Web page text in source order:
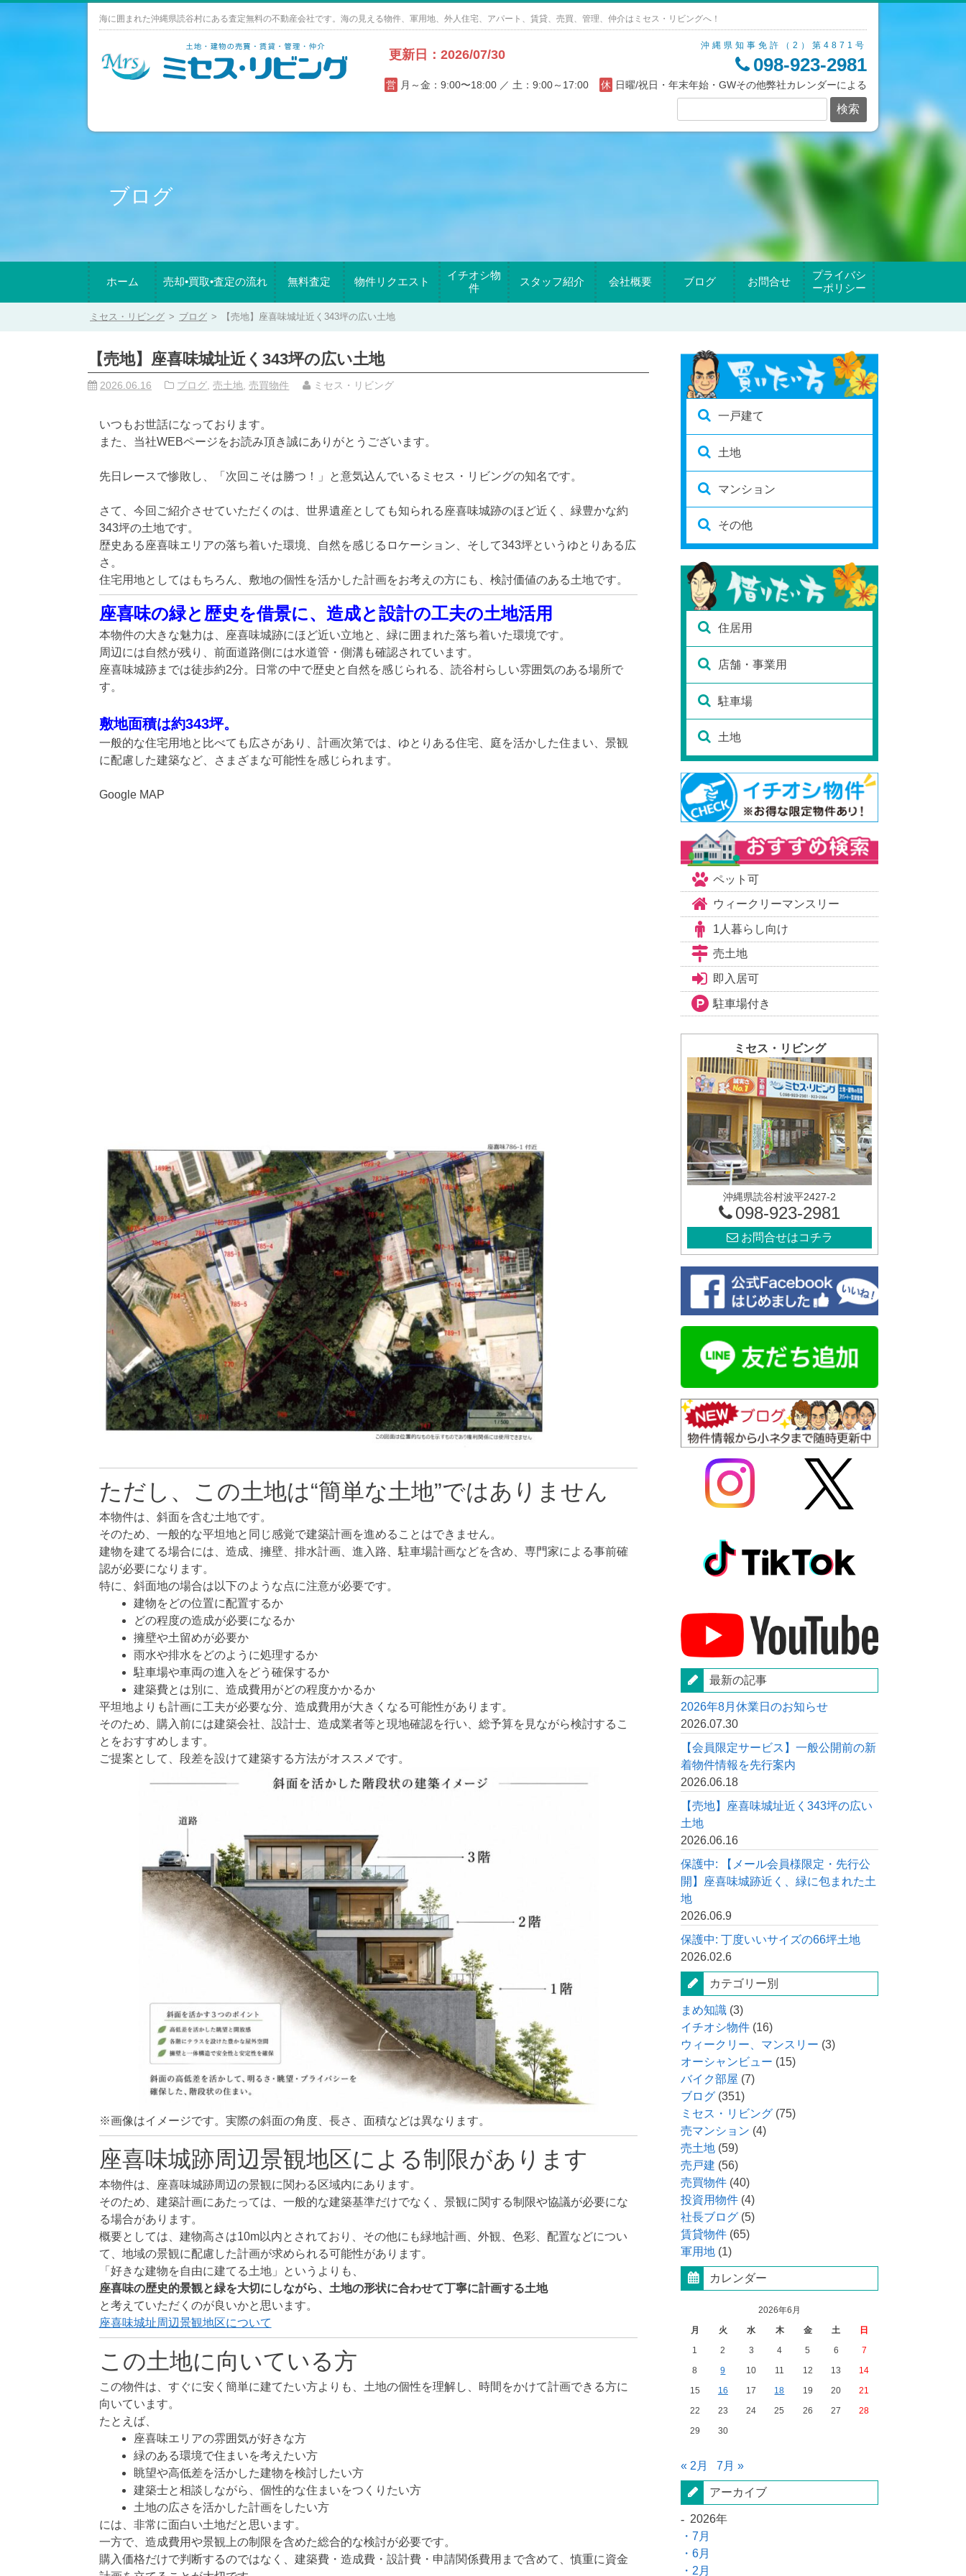
海に囲まれた沖縄県読谷村にある査定無料の不動産会社です。海の見える物件、軍用地、外人住宅、アパート、賃貸、売買、管理、仲介はミセス・リビングへ！
更新日：2026/07/30
沖縄県知事免許（2）第4871号
098-923-2981
営 月～金：9:00〜18:00 ／ 土：9:00～17:00 休 日曜/祝日・年末年始・GWその他弊社カレンダーによる
ブログ
ホーム 売却•買取•査定の流れ 無料査定 物件リクエスト
イチオシ物
件
スタッフ紹介 会社概要 ブログ お問合せ
プライバシ
ーポリシー
ミセス・リビング > ブログ > 【売地】座喜味城址近く343坪の広い土地
【売地】座喜味城址近く343坪の広い土地
2026.06.16 ブログ,売土地,売買物件 ミセス・リビング
いつもお世話になっております。
また、当社WEBページをお読み頂き誠にありがとうございます。
先日レースで惨敗し、「次回こそは勝つ！」と意気込んでいるミセス・リビングの知名です。
さて、今回ご紹介させていただくのは、世界遺産としても知られる座喜味城跡のほど近く、緑豊かな約
343坪の土地です。
歴史ある座喜味エリアの落ち着いた環境、自然を感じるロケーション、そして343坪というゆとりある広
さ。
住宅用地としてはもちろん、敷地の個性を活かした計画をお考えの方にも、検討価値のある土地です。
座喜味の緑と歴史を借景に、造成と設計の工夫の土地活用
本物件の大きな魅力は、座喜味城跡にほど近い立地と、緑に囲まれた落ち着いた環境です。
周辺には自然が残り、前面道路側には水道管・側溝も確認されています。
座喜味城跡までは徒歩約2分。日常の中で歴史と自然を感じられる、読谷村らしい雰囲気のある場所で
す。
敷地面積は約343坪。
一般的な住宅用地と比べても広さがあり、計画次第では、ゆとりある住宅、庭を活かした住まい、景観
に配慮した建築など、さまざまな可能性を感じられます。
Google MAP
ただし、この土地は“簡単な土地”ではありません
本物件は、斜面を含む土地です。
そのため、一般的な平坦地と同じ感覚で建築計画を進めることはできません。
建物を建てる場合には、造成、擁壁、排水計画、進入路、駐車場計画などを含め、専門家による事前確
認が必要になります。
特に、斜面地の場合は以下のような点に注意が必要です。
建物をどの位置に配置するか
どの程度の造成が必要になるか
擁壁や土留めが必要か
雨水や排水をどのように処理するか
駐車場や車両の進入をどう確保するか
建築費とは別に、造成費用がどの程度かかるか
平坦地よりも計画に工夫が必要な分、造成費用が大きくなる可能性があります。
そのため、購入前には建築会社、設計士、造成業者等と現地確認を行い、総予算を見ながら検討するこ
とをおすすめします。
ご提案として、段差を設けて建築する方法がオススメです。
※画像はイメージです。実際の斜面の角度、長さ、面積などは異なります。
座喜味城跡周辺景観地区による制限があります
本物件は、座喜味城跡周辺の景観に関わる区域内にあります。
そのため、建築計画にあたっては、一般的な建築基準だけでなく、景観に関する制限や協議が必要にな
る場合があります。
概要としては、建物高さは10m以内とされており、その他にも緑地計画、外観、色彩、配置などについ
て、地域の景観に配慮した計画が求められる可能性があります。
「好きな建物を自由に建てる土地」というよりも、
座喜味の歴史的景観と緑を大切にしながら、土地の形状に合わせて丁寧に計画する土地
と考えていただくのが良いかと思います。
座喜味城址周辺景観地区について
この土地に向いている方
この物件は、すぐに安く簡単に建てたい方よりも、土地の個性を理解し、時間をかけて計画できる方に
向いています。
たとえば、
座喜味エリアの雰囲気が好きな方
緑のある環境で住まいを考えたい方
眺望や高低差を活かした建物を検討したい方
建築士と相談しながら、個性的な住まいをつくりたい方
土地の広さを活かした計画をしたい方
には、非常に面白い土地だと思います。
一方で、造成費用や景観上の制限を含めた総合的な検討が必要です。
購入価格だけで判断するのではなく、建築費・造成費・設計費・申請関係費用まで含めて、慎重に資金
一戸建て
土地
マンション
その他
住居用
店舗・事業用
駐車場
土地
ペット可
ウィークリーマンスリー
1人暮らし向け
売土地
即入居可
駐車場付き
ミセス・リビング
沖縄県読谷村波平2427-2
098-923-2981
お問合せはコチラ
最新の記事
2026年8月休業日のお知らせ
2026.07.30
【会員限定サービス】一般公開前の新
着物件情報を先行案内
2026.06.18
【売地】座喜味城址近く343坪の広い
土地
2026.06.16
保護中: 【メール会員様限定・先行公
開】座喜味城跡近く、緑に包まれた土
地
2026.06.9
保護中: 丁度いいサイズの66坪土地
2026.02.6
カテゴリー別
まめ知識 (3)
イチオシ物件 (16)
ウィークリー、マンスリー (3)
オーシャンビュー (15)
バイク部屋 (7)
ブログ (351)
ミセス・リビング (75)
売マンション (4)
売土地 (59)
売戸建 (56)
売買物件 (40)
投資用物件 (4)
社長ブログ (5)
賃貸物件 (65)
軍用地 (1)
カレンダー
2026年6月
月
火 水 木 金 土
日
1
2 3 4 5 6
7
8
9 10 11 12 13
14
15
16 17 18 19 20
21
22
23 24 25 26 27
28
29
30
« 2月 7月 »
アーカイブ
2026年
7月
6月
2月